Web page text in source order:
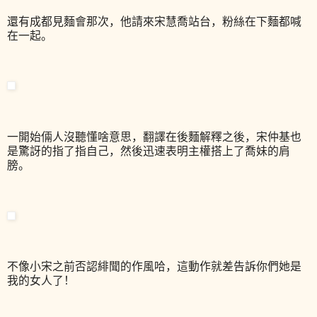
還有成都見麵會那次，他請來宋慧喬站台，粉絲在下麵都喊
在一起。
一開始倆人沒聽懂啥意思，翻譯在後麵解釋之後，宋仲基也
是驚訝的指了指自己，然後迅速表明主權搭上了喬妹的肩
膀。
不像小宋之前否認緋聞的作風哈，這動作就差告訴你們她是
我的女人了！